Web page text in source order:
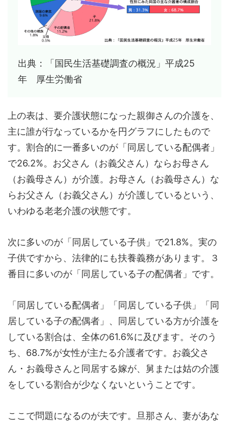
出典：「国民生活基礎調査の概況」平成25
年 厚生労働省
上の表は、要介護状態になった親御さんの介護を、
主に誰が行なっているかを円グラフにしたもので
す。割合的に一番多いのが「同居している配偶者」
で26.2%。お父さん（お義父さん）ならお母さん
（お義母さん）が介護。お母さん（お義母さん）な
らお父さん（お義父さん）が介護しているという、
いわゆる老老介護の状態です。
次に多いのが「同居している子供」で21.8%。実の
子供ですから、法律的にも扶養義務があります。３
番目に多いのが「同居している子の配偶者」です。
「同居している配偶者」「同居している子供」「同
居している子の配偶者」、同居している方が介護を
している割合は、全体の61.6%に及びます。そのう
ち、68.7%が女性が主たる介護者です。お義父さ
ん・お義母さんと同居する嫁が、舅または姑の介護
をしている割合が少なくないということです。
ここで問題になるのが夫です。旦那さん、妻があな